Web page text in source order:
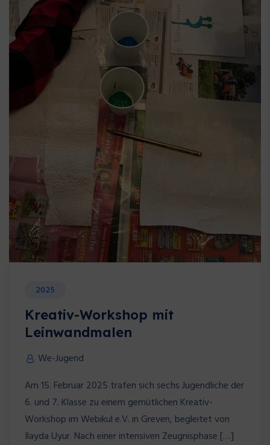
2025
Kreativ-Workshop mit
Leinwandmalen
We-Jugend
Am 15. Februar 2025 trafen sich sechs Jugendliche der
6. und 7. Klasse zu einem gemütlichen Kreativ-
Workshop im Webikul e.V. in Greven, begleitet von
Ilayda Uyur. Nach einer intensiven Zeugnisphase […]